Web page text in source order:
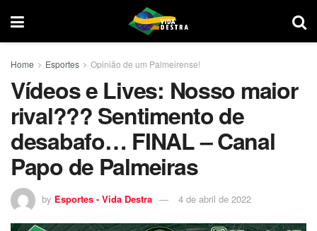
Home Esportes Opinião de um Palmeirense!
Vídeos e Lives: Nosso maior
rival??? Sentimento de
desabafo… FINAL – Canal
Papo de Palmeiras
by Esportes - Vida Destra 4 de abril de 2022